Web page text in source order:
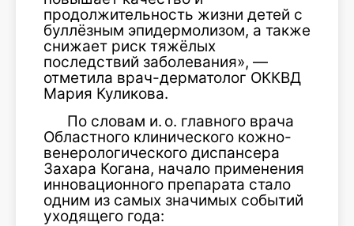
продолжительность жизни детей с
буллёзным эпидермолизом, а также
снижает риск тяжёлых
последствий заболевания», —
отметила врач-дерматолог ОККВД
Мария Куликова.
По словам и. о. главного врача
Областного клинического кожно-
венерологического диспансера
Захара Когана, начало применения
инновационного препарата стало
одним из самых значимых событий
уходящего года: